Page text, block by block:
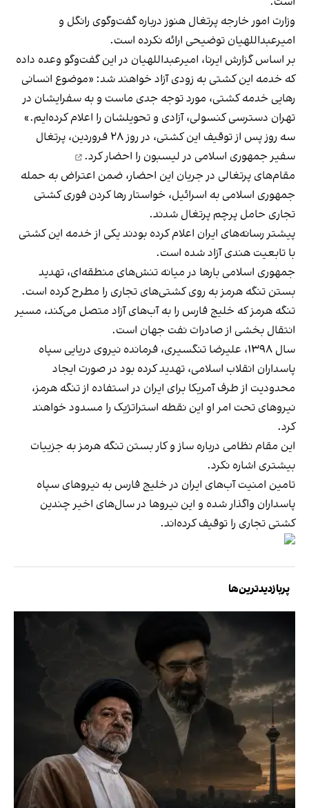
وزارت امور خارجه پرتغال هنوز درباره گفت‌وگوی رانگل و
امیرعبداللهیان توضیحی ارائه نکرده است.
بر اساس گزارش ایرنا، امیرعبداللهیان در این گفت‌وگو وعده داده
که خدمه این کشتی به زودی آزاد خواهند شد: «موضوع انسانی
رهایی خدمه کشتی، مورد توجه جدی ماست و به سفرایشان در
تهران دسترسی کنسولی، آزادی و ‌تحویلشان را اعلام کرده‌ایم.»
سه روز پس از توقیف این کشتی، در روز ۲۸ فروردین، پرتغال
سفیر جمهوری اسلامی در لیسبون را احضار کرد.
مقام‌های پرتغالی در جریان این احضار، ضمن اعتراض به حمله
جمهوری اسلامی به اسرائیل، خواستار رها کردن فوری کشتی
تجاری حامل پرچم پرتغال شدند.
پیشتر رسانه‌های ایران اعلام کرده بودند یکی از خدمه‌ این کشتی
با تابعیت هندیآزاد شده است.
جمهوری اسلامی بارها در میانه تنش‌های منطقه‌ای، تهدید
بستن تنگه هرمز به روی کشتی‌های تجاری را مطرح کرده است.
تنگه هرمز که خلیج فارس را به آب‌های آزاد متصل می‌کند، مسیر
انتقال بخشی از صادرات نفت جهان است.
سال ۱۳۹۸، علیرضا تنگسیری، فرمانده نیروی دریایی سپاه
پاسداران انقلاب اسلامی، تهدید کرده بود در صورت ایجاد
محدودیت از طرف آمریکا برای ایران در استفاده از تنگه هرمز،
نیروهای تحت امر او این نقطه استراتژیک را مسدود خواهند
کرد.
این مقام نظامی درباره ساز و کار بستن تنگه هرمز به جزییات
بیشتری اشاره نکرد.
تامین امنیت آب‌های ایران در خلیج فارس به نیروهای سپاه
پاسداران واگذار شده و این نیروها در سال‌های اخیر چندین
کشتی‌ تجاری را توقیف کرده‌اند.
پربازدیدترین‌ها